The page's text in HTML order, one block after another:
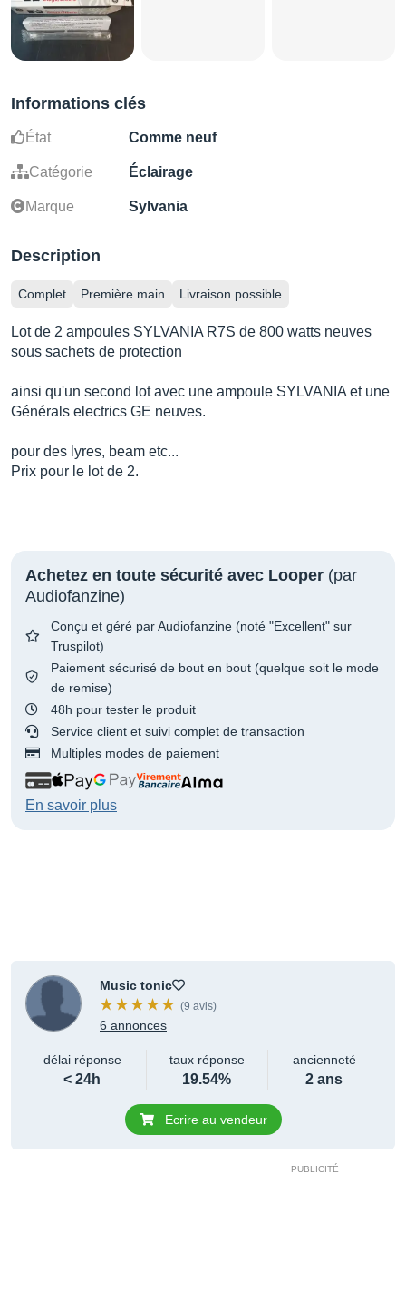
Informations clés
État Comme neuf
Catégorie Éclairage
Marque Sylvania
Description
Complet Première main Livraison possible
Lot de 2 ampoules SYLVANIA R7S de 800 watts neuves
sous sachets de protection
ainsi qu'un second lot avec une ampoule SYLVANIA et une
Générals electrics GE neuves.
pour des lyres, beam etc...
Prix pour le lot de 2.
Achetez en toute sécurité avec Looper (par
Audiofanzine)
Conçu et géré par Audiofanzine (noté "Excellent" sur
Truspilot)
Paiement sécurisé de bout en bout (quelque soit le mode
de remise)
48h pour tester le produit
Service client et suivi complet de transaction
Multiples modes de paiement
En savoir plus
Music tonic
(9 avis)
6 annonces
délai réponse
< 24h
taux réponse
19.54%
ancienneté
2 ans
Ecrire au vendeur